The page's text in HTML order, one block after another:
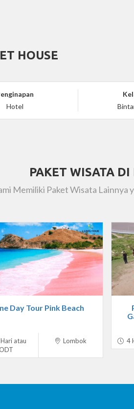
HOUSE
Hotel
PAKET WISATA
Memiliki Paket Wisata Lainnya
Day Tour Pink Beach
atau
Lombok 4